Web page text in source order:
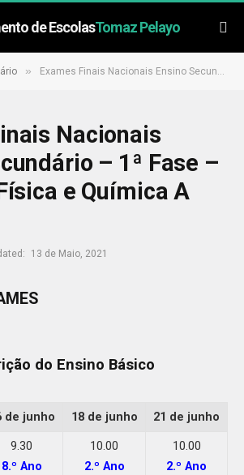
de EscolasTomaz Pelayo
» Exames Finais Nacionais Ensino Secundário – 1ª Fase – 11.º Ano Física e Química A (715)
Nacionais
– 1ª Fase –
e Química A
13 de Maio, 2021
do Ensino Básico
de junho 18 de junho
21 de junho
9.30
8.º Ano
10.00
2.º Ano
10.00
2.º Ano